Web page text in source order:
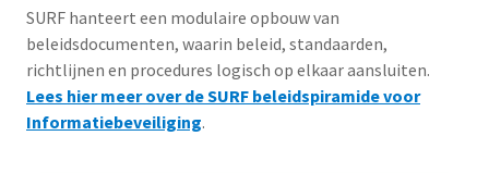
SURF hanteert een modulaire opbouw van
beleidsdocumenten, waarin beleid, standaarden,
richtlijnen en procedures logisch op elkaar aansluiten.
Lees hier meer over de SURF beleidspiramide voor
Informatiebeveiliging.